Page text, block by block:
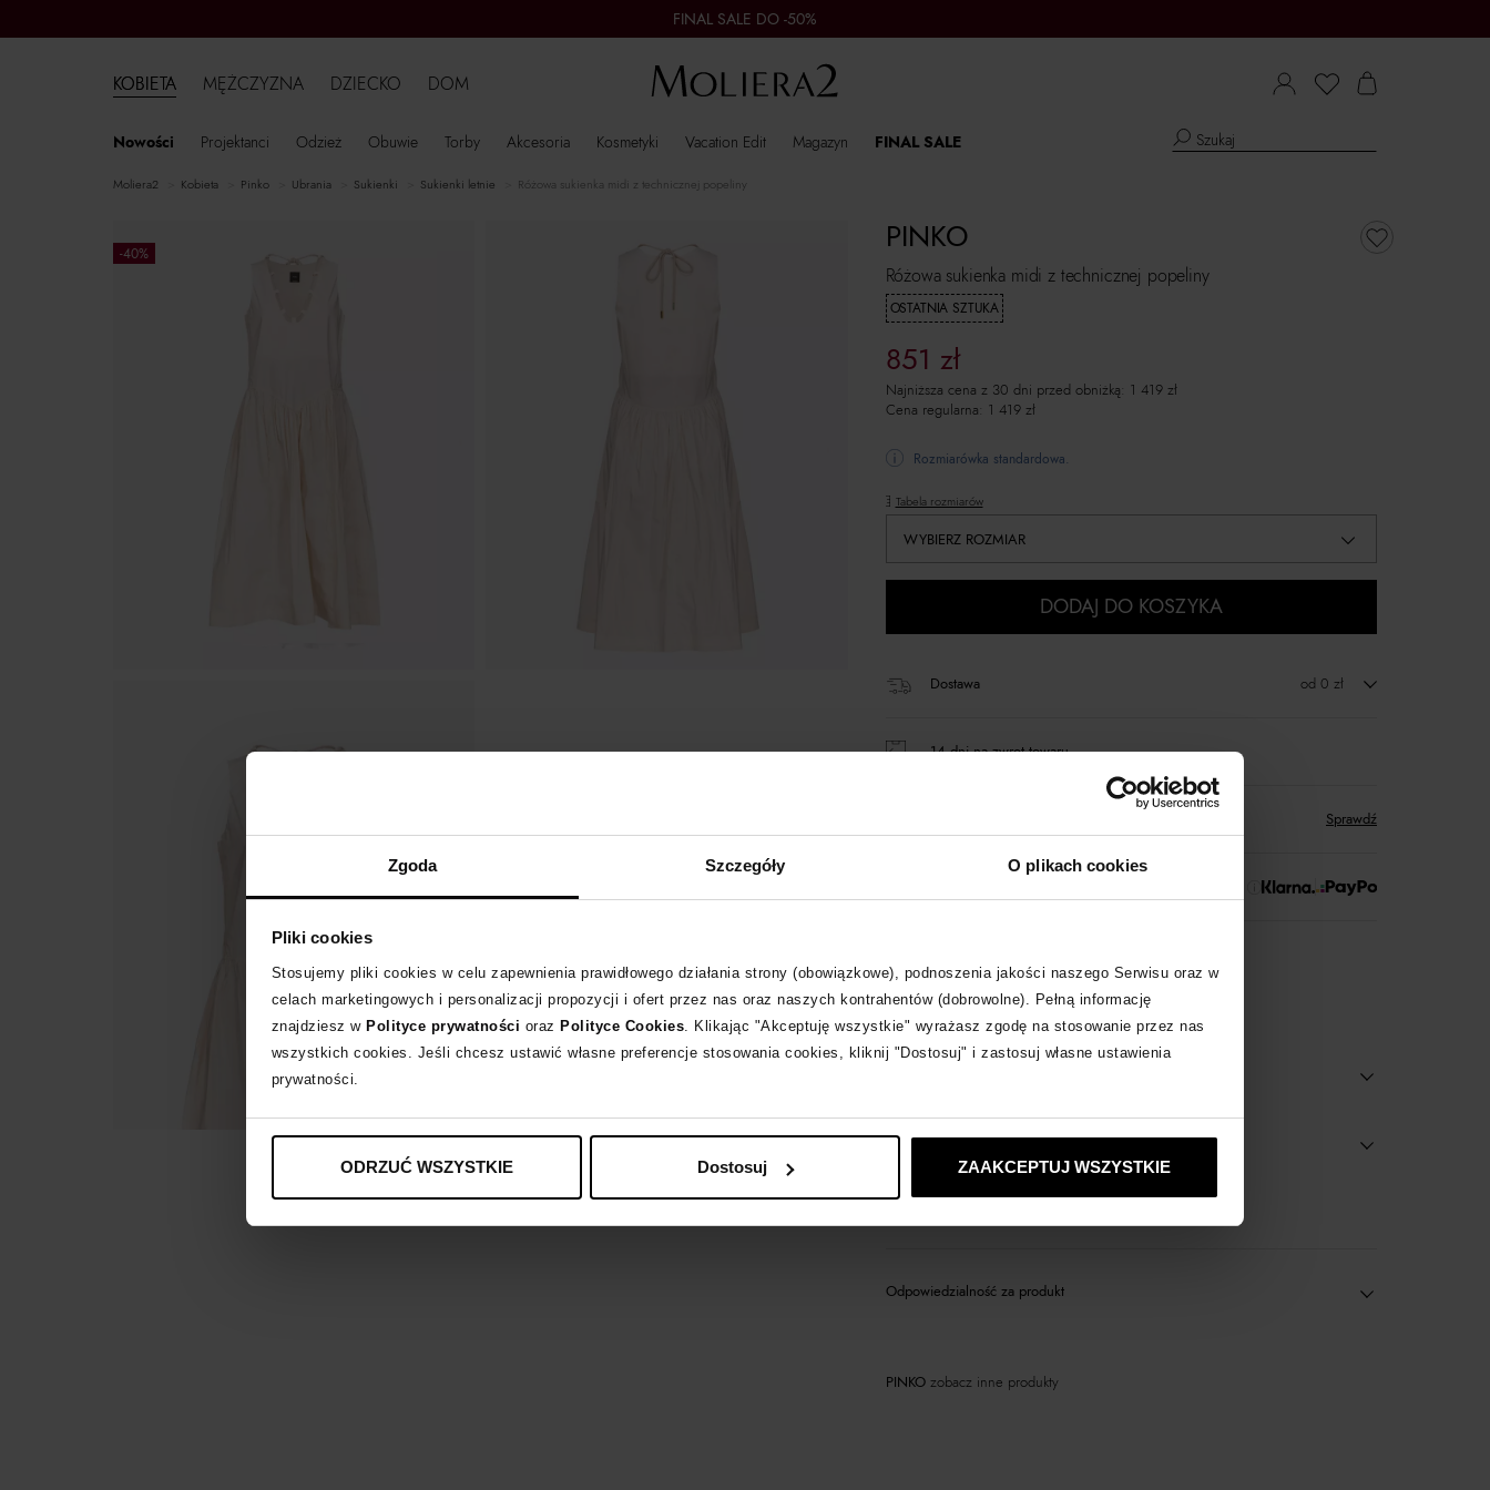
Zgoda Szczegóły O plikach cookies
Pliki cookies
Stosujemy pliki cookies w celu zapewnienia prawidłowego działania strony (obowiązkowe), podnoszenia jakości naszego Serwisu oraz w
celach marketingowych i personalizacji propozycji i ofert przez nas oraz naszych kontrahentów (dobrowolne). Pełną informację
znajdziesz w Polityce prywatności oraz Polityce Cookies . Klikając "Akceptuję wszystkie" wyrażasz zgodę na stosowanie przez nas
wszystkich cookies. Jeśli chcesz ustawić własne preferencje stosowania cookies, kliknij "Dostosuj" i zastosuj własne ustawienia
prywatności.
ODRZUĆ WSZYSTKIE Dostosuj ZAAKCEPTUJ WSZYSTKIE
FINAL SALE DO -50%
KOBIETA
Nowości Projektanci Odzież Obuwie Torby Akcesoria Kosmetyki Vacation Edit Magazyn FINAL SALE
MĘŻCZYZNA DZIECKO DOM
moliera2 kobieta Pinko ubrania sukienki sukienki letnie Różowa sukienka midi z technicznej popeliny
-40%
Różowa sukienka midi z technicznej popeliny
OSTATNIA SZTUKA
PINKO
851 zł
Najniższa cena z 30 dni przed obniżką: 1 419 zł
Cena regularna: 1 419 zł
Rozmiarówka standardowa.
Tabela rozmiarów
WYBIERZ ROZMIAR
DODAJ DO KOSZYKA
Dostawa od 0 zł
14 dni na zwrot towaru
Sprawdź
Materiał
Odpowiedzialność za produkt
PINKOzobacz inne produkty